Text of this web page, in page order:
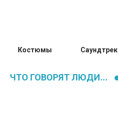
Костюмы Саундтрек
ЧТО ГОВОРЯТ ЛЮДИ...